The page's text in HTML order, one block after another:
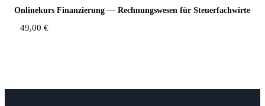
Online­kurs Finan­zie­rung — Rech­nungs­we­sen für Steuerfachwirte
49,00 €